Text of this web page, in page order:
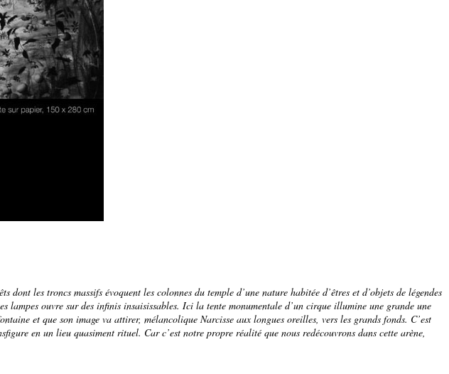
les troncs massifs évoquent les colonnes du temple d’une nature habitée d’êtres et d’objets de légendes
lampes ouvre sur des infinis insaisissables. Ici la tente monumentale d’un cirque illumine une grande une
et que son image va attirer, mélancolique Narcisse aux longues oreilles, vers les grands fonds. C’est
en un lieu quasiment rituel. Car c’est notre propre réalité que nous redécouvrons dans cette arène,